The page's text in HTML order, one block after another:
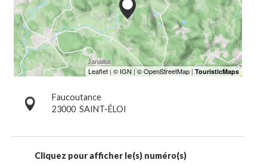
Faucoutance
23000 SAINT-ÉLOI
Cliquez pour afficher le(s) numéro(s)